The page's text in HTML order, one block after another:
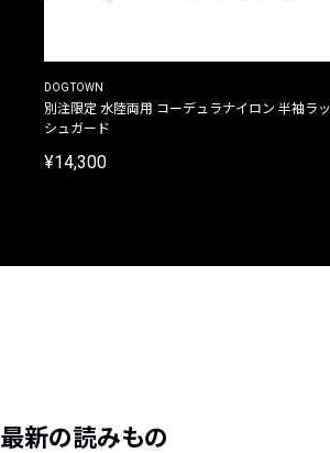
DOGTOWN
別注限定 水陸両用 コーデュラナイロン 半袖ラッ
シュガード
¥14,300
最新の読みもの